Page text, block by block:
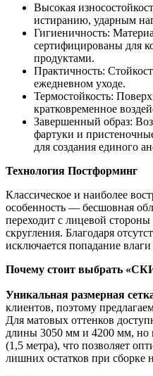
Высокая
истиранию, ударным
Гигиеничность:
сертифицированы для
продуктами.
Практичность:
ежедневном уходе.
Термостойкость:
кратковременное
Завершенный образ:
фартуки и
для создания единого
Технология Постформинг
Классическое и наиболее
особенность — бесшовная
переходит с лицевой
скругления. Благодаря
исключается попадание влаги
Почему стоит выбрать
Уникальная размерная
клиентов, поэтому
Для матовых оттенков
длины 3050 мм и 4200 мм, но
(1,5 метра), что позволяет
лишних остатков при сборке